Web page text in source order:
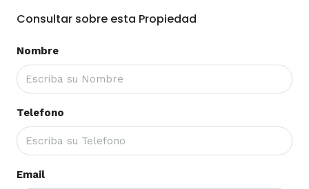
Consultar sobre esta Propiedad
Nombre
Telefono
Email